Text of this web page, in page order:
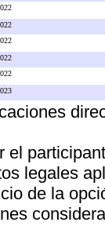
el
legales
de la